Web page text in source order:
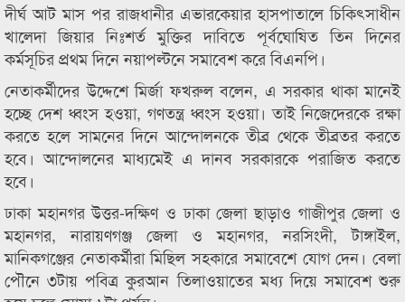
দীর্ঘ আট মাস পর রাজধানীর এভারকেয়ার হাসপাতালে চিকিৎসাধীন
খালেদা জিয়ার নিঃশর্ত মুক্তির দাবিতে পূর্বঘোষিত তিন দিনের
কর্মসূচির প্রথম দিনে নয়াপল্টনে সমাবেশ করে বিএনপি।
নেতাকর্মীদের উদ্দেশে মির্জা ফখরুল বলেন, এ সরকার থাকা মানেই
হচ্ছে দেশ ধ্বংস হওয়া, গণতন্ত্র ধ্বংস হওয়া। তাই নিজেদেরকে রক্ষা
করতে হলে সামনের দিনে আন্দোলনকে তীব্র থেকে তীব্রতর করতে
হবে। আন্দোলনের মাধ্যমেই এ দানব সরকারকে পরাজিত করতে
হবে।
ঢাকা মহানগর উত্তর-দক্ষিণ ও ঢাকা জেলা ছাড়াও গাজীপুর জেলা ও
মহানগর, নারায়ণগঞ্জ জেলা ও মহানগর, নরসিংদী, টাঙ্গাইল,
মানিকগঞ্জের নেতাকর্মীরা মিছিল সহকারে সমাবেশে যোগ দেন। বেলা
পৌনে ৩টায় পবিত্র কুরআন তিলাওয়াতের মধ্য দিয়ে সমাবেশ শুরু